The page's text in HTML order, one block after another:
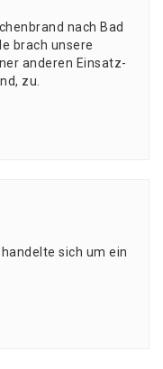
nach Bad
brach unse­re
ande­ren Ein­satz­
zu.
sich um ein